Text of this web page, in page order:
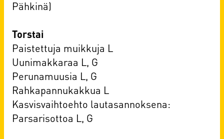
Pähkinä)
Torstai
Paistettuja muikkuja L
Uunimakkaraa L, G
Perunamuusia L, G
Rahkapannukakkua L
Kasvisvaihtoehto lautasannoksena:
Parsarisottoa L, G